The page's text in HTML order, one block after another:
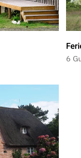
6